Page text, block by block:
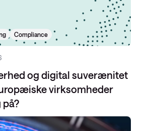
Compliance
og digital suverænitet
virksomheder